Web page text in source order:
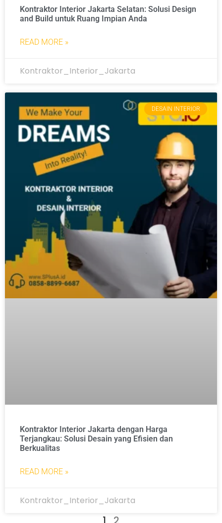
Kontraktor Interior Jakarta Selatan: Solusi Design
and Build untuk Ruang Impian Anda
READ MORE »
Kontraktor_Interior_Jakarta
DESAIN INTERIOR
Kontraktor Interior Jakarta dengan Harga
Terjangkau: Solusi Desain yang Efisien dan
Berkualitas
READ MORE »
Kontraktor_Interior_Jakarta